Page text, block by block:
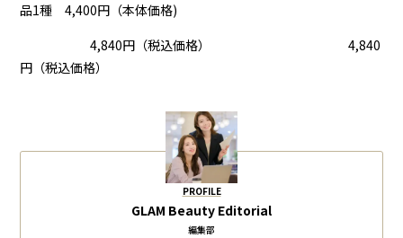
品1種 4,400円（本体価格)
4,840円（税込価格） 4,840
円（税込価格）
PROFILE
GLAM Beauty Editorial
編集部